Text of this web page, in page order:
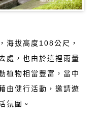
海拔高度108公尺，
處，也由於這裡雨量
植物相當豐富，當中
由健行活動，邀請遊
氛圍。